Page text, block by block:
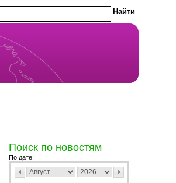
Поиск по новостям
По дате: